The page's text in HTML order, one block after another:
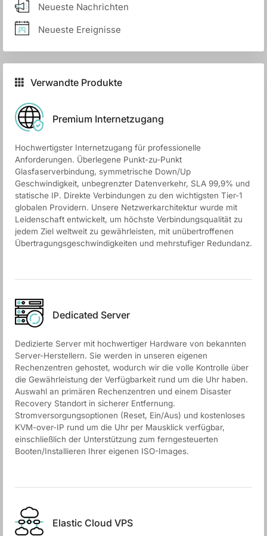
Neueste Nachrichten
Neueste Ereignisse
Verwandte Produkte
Premium Internetzugang
Hochwertigster Internetzugang für professionelle
Anforderungen. Überlegene Punkt-zu-Punkt
Glasfaserverbindung, symmetrische Down/Up
Geschwindigkeit, unbegrenzter Datenverkehr, SLA 99,9% und
statische IP. Direkte Verbindungen zu den wichtigsten Tier-1
globalen Providern. Unsere Netzwerkarchitektur wurde mit
Leidenschaft entwickelt, um höchste Verbindungsqualität zu
jedem Ziel weltweit zu gewährleisten, mit unübertroffenen
Übertragungsgeschwindigkeiten und mehrstufiger Redundanz.
Dedicated Server
Dedizierte Server mit hochwertiger Hardware von bekannten
Server-Herstellern. Sie werden in unseren eigenen
Rechenzentren gehostet, wodurch wir die volle Kontrolle über
die Gewährleistung der Verfügbarkeit rund um die Uhr haben.
Auswahl an primären Rechenzentren und einem Disaster
Recovery Standort in sicherer Entfernung.
Stromversorgungsoptionen (Reset, Ein/Aus) und kostenloses
KVM-over-IP rund um die Uhr per Mausklick verfügbar,
einschließlich der Unterstützung zum ferngesteuerten
Booten/Installieren Ihrer eigenen ISO-Images.
Elastic Cloud VPS